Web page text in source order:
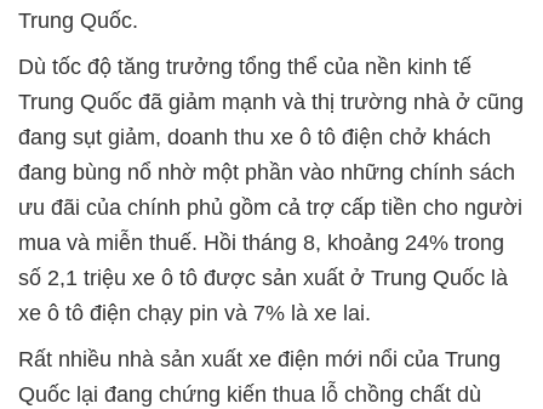
Trung Quốc.
Dù tốc độ tăng trưởng tổng thể của nền kinh tế
Trung Quốc đã giảm mạnh và thị trường nhà ở cũng
đang sụt giảm, doanh thu xe ô tô điện chở khách
đang bùng nổ nhờ một phần vào những chính sách
ưu đãi của chính phủ gồm cả trợ cấp tiền cho người
mua và miễn thuế. Hồi tháng 8, khoảng 24% trong
số 2,1 triệu xe ô tô được sản xuất ở Trung Quốc là
xe ô tô điện chạy pin và 7% là xe lai.
Rất nhiều nhà sản xuất xe điện mới nổi của Trung
Quốc lại đang chứng kiến thua lỗ chồng chất dù